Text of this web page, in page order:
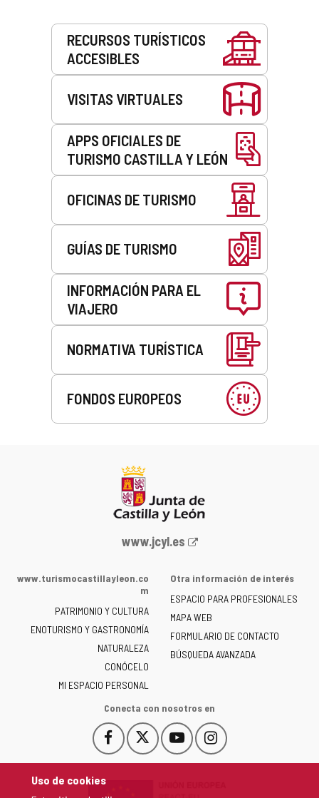
Uso de cookies
RECURSOS TURÍSTICOS
ACCESIBLES
VISITAS VIRTUALES
APPS OFICIALES DE
TURISMO CASTILLA Y LEÓN
OFICINAS DE TURISMO
GUÍAS DE TURISMO
INFORMACIÓN PARA EL
VIAJERO
NORMATIVA TURÍSTICA
FONDOS EUROPEOS
Portal
la
de
Castilla
y
León
-
www.jcyl.es
www.turismocastillayleon.co
m
PATRIMONIO Y CULTURA
ENOTURISMO Y GASTRONOMÍA
NATURALEZA
CONÓCELO
MI ESPACIO PERSONAL
Otra información de interés
ESPACIO PARA PROFESIONALES
MAPA WEB
FORMULARIO DE CONTACTO
BÚSQUEDA AVANZADA
Conecta con nosotros en
Facebook
Este
enlace
Este
enlace
YouTube
Este
enlace
Instagram
Este
enlace